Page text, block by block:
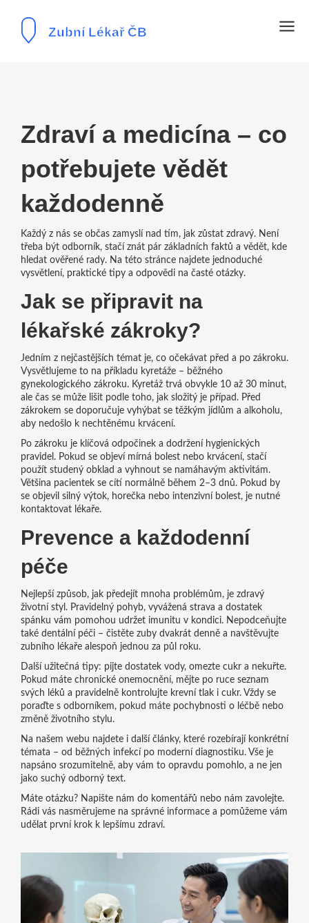
Zdraví a medicína – co
potřebujete vědět
každodenně
Každý z nás se občas zamyslí nad tím, jak zůstat zdravý. Není
třeba být odborník, stačí znát pár základních faktů a vědět, kde
hledat ověřené rady. Na této stránce najdete jednoduché
vysvětlení, praktické tipy a odpovědi na časté otázky.
Jak se připravit na
lékařské zákroky?
Jedním z nejčastějších témat je, co očekávat před a po zákroku.
Vysvětlujeme to na příkladu kyretáže – běžného
gynekologického zákroku. Kyretáž trvá obvykle 10 až 30 minut,
ale čas se může lišit podle toho, jak složitý je případ. Před
zákrokem se doporučuje vyhýbat se těžkým jídlům a alkoholu,
aby nedošlo k nechtěnému krvácení.
Po zákroku je klíčová odpočinek a dodržení hygienických
pravidel. Pokud se objeví mírná bolest nebo krvácení, stačí
použít studený obklad a vyhnout se namáhavým aktivitám.
Většina pacientek se cítí normálně během 2–3 dnů. Pokud by
se objevil silný výtok, horečka nebo intenzivní bolest, je nutné
kontaktovat lékaře.
Prevence a každodenní
péče
Nejlepší způsob, jak předejít mnoha problémům, je zdravý
životní styl. Pravidelný pohyb, vyvážená strava a dostatek
spánku vám pomohou udržet imunitu v kondici. Nepodceňujte
také dentální péči – čistěte zuby dvakrát denně a navštěvujte
zubního lékaře alespoň jednou za půl roku.
Další užitečná tipy: pijte dostatek vody, omezte cukr a nekuřte.
Pokud máte chronické onemocnění, mějte po ruce seznam
svých léků a pravidelně kontrolujte krevní tlak i cukr. Vždy se
poraďte s odborníkem, pokud máte pochybnosti o léčbě nebo
změně životního stylu.
Na našem webu najdete i další články, které rozebírají konkrétní
témata – od běžných infekcí po moderní diagnostiku. Vše je
napsáno srozumitelně, aby vám to opravdu pomohlo, a ne jen
jako suchý odborný text.
Máte otázku? Napište nám do komentářů nebo nám zavolejte.
Rádi vás nasměrujeme na správné informace a pomůžeme vám
udělat první krok k lepšímu zdraví.